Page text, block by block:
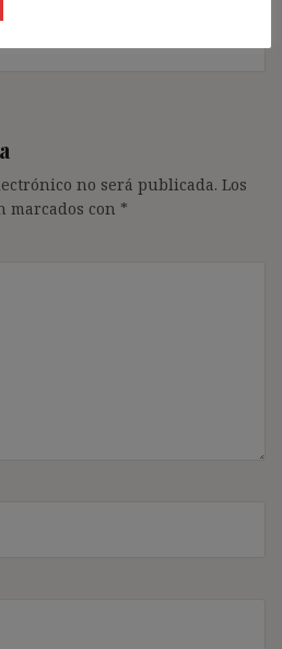
no será publicada. Los
marcados con *